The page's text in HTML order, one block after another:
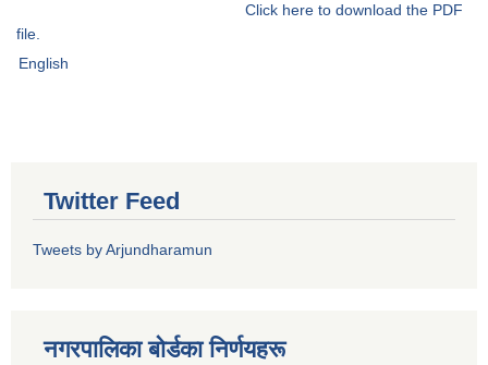
Click here to download the PDF
file.
English
Twitter Feed
Tweets by Arjundharamun
नगरपालिका बाेर्डका निर्णयहरू